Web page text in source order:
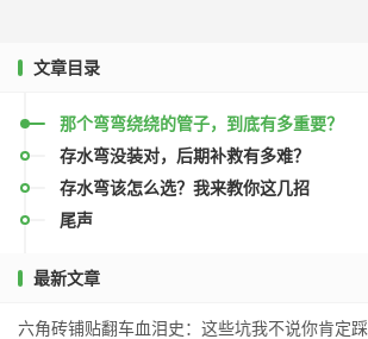
文章目录
那个弯弯绕绕的管子，到底有多重要？
存水弯没装对，后期补救有多难？
存水弯该怎么选？我来教你这几招
尾声
最新文章
六角砖铺贴翻车血泪史：这些坑我不说你肯定踩